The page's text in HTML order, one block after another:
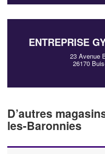
ENTREPRISE
23 Avenue
26170
D’autres
les-Baronnies